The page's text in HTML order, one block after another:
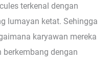
terkenal dengan
lumayan ketat. Sehingga
karyawan mereka
berkembang dengan